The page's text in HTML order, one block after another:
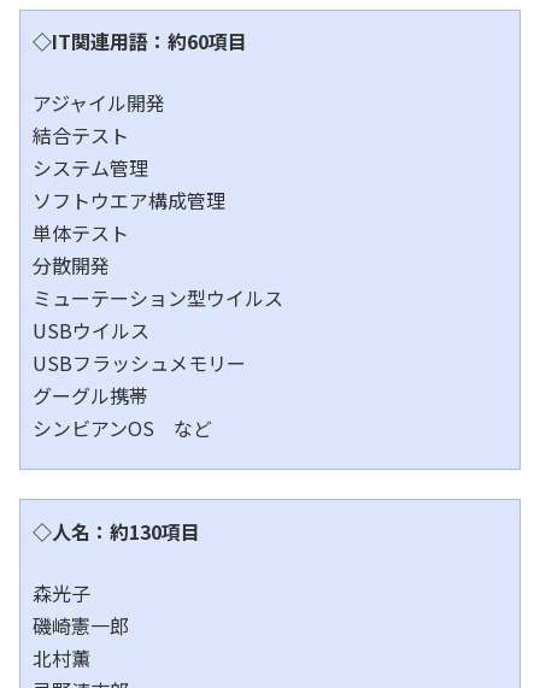
◇IT関連用語：約60項目
アジャイル開発
結合テスト
システム管理
ソフトウエア構成管理
単体テスト
分散開発
ミューテーション型ウイルス
USBウイルス
USBフラッシュメモリー
グーグル携帯
シンビアンOS など
◇人名：約130項目
森光子
磯崎憲一郎
北村薫